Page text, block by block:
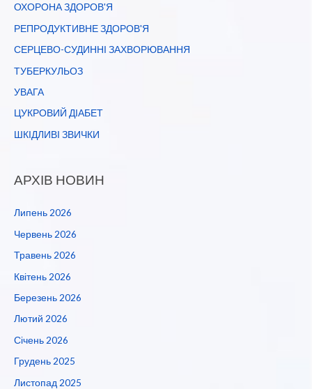
ОХОРОНА ЗДОРОВ'Я
РЕПРОДУКТИВНЕ ЗДОРОВ'Я
СЕРЦЕВО-СУДИННІ ЗАХВОРЮВАННЯ
ТУБЕРКУЛЬОЗ
УВАГА
ЦУКРОВИЙ ДІАБЕТ
ШКІДЛИВІ ЗВИЧКИ
АРХІВ НОВИН
Липень 2026
Червень 2026
Травень 2026
Квітень 2026
Березень 2026
Лютий 2026
Січень 2026
Грудень 2025
Листопад 2025